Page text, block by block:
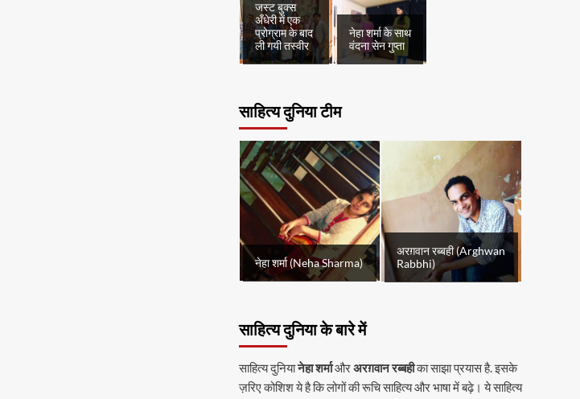
जस्ट बुक्स
अँधेरी में एक
प्रोग्राम के बाद
ली गयी तस्वीर
नेहा शर्मा के साथ
वंदना सेन गुप्ता
साहित्य दुनिया टीम
नेहा शर्मा (Neha Sharma)
अरग़वान रब्बही (Arghwan
Rabbhi)
साहित्य दुनिया के बारे में
साहित्य दुनियानेहा शर्माऔरअरग़वान रब्बहीका साझा प्रयास है. इसके
ज़रिए कोशिश ये है कि लोगों की रूचि साहित्य और भाषा में बढ़े। ये साहित्य